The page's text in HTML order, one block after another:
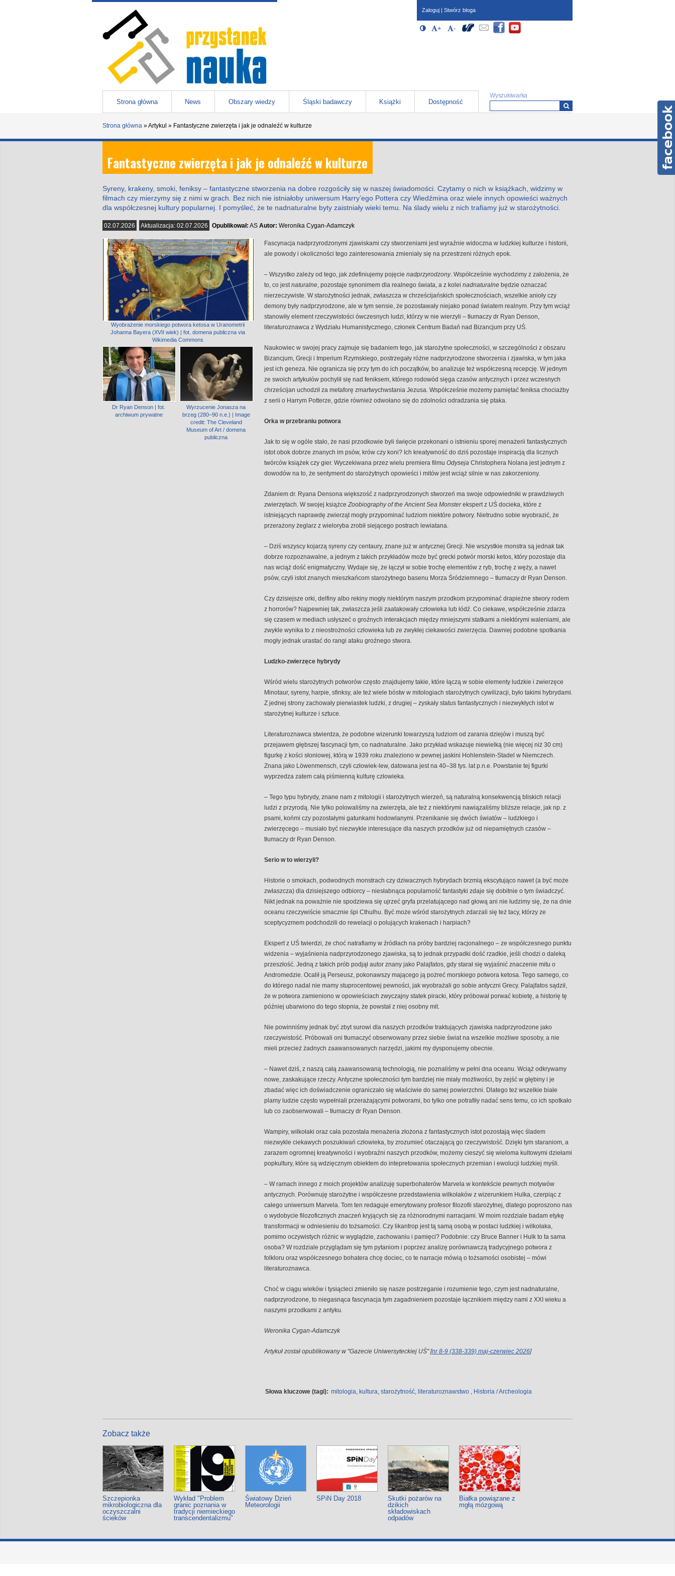
Przejdź do treści
Menu główne
Strona główna News Obszary wiedzy Śląski badawczy Książki Dostępność
Formularz wyszukiwania
Wyszukiwarka
Zaloguj | Stwórz bloga
Opcje dostępności (wymagają
Włącz/Wyłącz Wysoki kontrast
+ Powiększ czcionkę
- Zmniejsz czcionkę
Społeczności
Strona główna »Artykul » Fantastyczne zwierzęta i jak je odnaleźć w kulturze
Fantastyczne zwierzęta i jak je odnaleźć w kulturze
Syreny, krakeny, smoki, feniksy – fantastyczne stworzenia na dobre rozgościły się w naszej świadomości. Czytamy o nich w książkach, widzimy w
filmach czy mierzymy się z nimi w grach. Bez nich nie istniałoby uniwersum Harry’ego Pottera czy Wiedźmina oraz wiele innych opowieści ważnych
dla współczesnej kultury popularnej. I pomyśleć, że te nadnaturalne byty zaistniały wieki temu. Na ślady wielu z nich trafiamy już w starożytności.
02.07.2026 Aktualizacja: 02.07.2026 Opublikował: AS Autor: Weronika Cygan-Adamczyk
Fascynacja nadprzyrodzonymi zjawiskami czy stworzeniami jest wyraźnie widoczna w ludzkiej kulturze i historii,
ale powody i okoliczności tego zainteresowania zmieniały się na przestrzeni różnych epok.
– Wszystko zależy od tego, jak zdefiniujemy pojęcie nadprzyrodzony. Współcześnie wychodzimy z założenia, że
to, co jest naturalne , pozostaje synonimem dla realnego świata, a z kolei nadnaturalne będzie oznaczać
nierzeczywiste. W starożytności jednak, zwłaszcza w chrześcijańskich społecznościach, wszelkie anioły czy
demony były nadprzyrodzone, ale w tym sensie, że pozostawały niejako ponad światem realnym. Przy tym wciąż
stanowiły element rzeczywistości ówczesnych ludzi, którzy w nie wierzyli – tłumaczy dr Ryan Denson,
literaturoznawca z Wydziału Humanistycznego, członek Centrum Badań nad Bizancjum przy UŚ.
Naukowiec w swojej pracy zajmuje się badaniem tego, jak starożytne społeczności, w szczególności z obszaru
Bizancjum, Grecji i Imperium Rzymskiego, postrzegały różne nadprzyrodzone stworzenia i zjawiska, w tym jaka
jest ich geneza. Nie ogranicza się przy tym do ich początków, bo analizuje też współczesną recepcję. W jednym
ze swoich artykułów pochylił się nad feniksem, którego rodowód sięga czasów antycznych i przez wczesnych
chrześcijan uchodził za metaforę zmartwychwstania Jezusa. Współcześnie możemy pamiętać feniksa chociażby
z serii o Harrym Potterze, gdzie również odwołano się do zdolności odradzania się ptaka.
Orka w przebraniu potwora
Jak to się w ogóle stało, że nasi przodkowie byli święcie przekonani o istnieniu sporej menażerii fantastycznych
istot obok dobrze znanych im psów, krów czy koni? Ich kreatywność do dziś pozostaje inspiracją dla licznych
twórców książek czy gier. Wyczekiwana przez wielu premiera filmu Odyseja Christophera Nolana jest jednym z
dowodów na to, że sentyment do starożytnych opowieści i mitów jest wciąż silnie w nas zakorzeniony.
Zdaniem dr. Ryana Densona większość z nadprzyrodzonych stworzeń ma swoje odpowiedniki w prawdziwych
zwierzętach. W swojej książce Zoobiography of the Ancient Sea Monsterekspert z UŚ docieka, które z
istniejących naprawdę zwierząt mogły przypominać ludziom niektóre potwory. Nietrudno sobie wyobrazić, że
przerażony żeglarz z wieloryba zrobił siejącego postrach lewiatana.
– Dziś wszyscy kojarzą syreny czy centaury, znane już w antycznej Grecji. Nie wszystkie monstra są jednak tak
dobrze rozpoznawalne, a jednym z takich przykładów może być grecki potwór morski ketos, który pozostaje dla
nas wciąż dość enigmatyczny. Wydaje się, że łączył w sobie trochę elementów z ryb, trochę z węży, a nawet
psów, czyli istot znanych mieszkańcom starożytnego basenu Morza Śródziemnego – tłumaczy dr Ryan Denson.
Czy dzisiejsze orki, delfiny albo rekiny mogły niektórym naszym przodkom przypominać drapieżne stwory rodem
z horrorów? Najpewniej tak, zwłaszcza jeśli zaatakowały człowieka lub łódź. Co ciekawe, współcześnie zdarza
się czasem w mediach usłyszeć o groźnych interakcjach między mniejszymi statkami a niektórymi waleniami, ale
zwykle wynika to z nieostrożności człowieka lub ze zwykłej ciekawości zwierzęcia. Dawniej podobne spotkania
mogły jednak urastać do rangi ataku groźnego stwora.
Ludzko-zwierzęce hybrydy
Wśród wielu starożytnych potworów często znajdujemy takie, które łączą w sobie elementy ludzkie i zwierzęce
Minotaur, syreny, harpie, sfinksy, ale też wiele bóstw w mitologiach starożytnych cywilizacji, było takimi hybrydami.
Z jednej strony zachowały pierwiastek ludzki, z drugiej – zyskały status fantastycznych i niezwykłych istot w
starożytnej kulturze i sztuce.
Literaturoznawca stwierdza, że podobne wizerunki towarzyszą ludziom od zarania dziejów i muszą być
przejawem głębszej fascynacji tym, co nadnaturalne. Jako przykład wskazuje niewielką (nie więcej niż 30 cm)
figurkę z kości słoniowej, którą w 1939 roku znaleziono w pewnej jaskini Hohlenstein-Stadel w Niemczech.
Znana jako Löwenmensch, czyli człowiek-lew, datowana jest na 40–38 tys. lat p.n.e. Powstanie tej figurki
wyprzedza zatem całą piśmienną kulturę człowieka.
– Tego typu hybrydy, znane nam z mitologii i starożytnych wierzeń, są naturalną konsekwencją bliskich relacji
ludzi z przyrodą. Nie tylko polowaliśmy na zwierzęta, ale też z niektórymi nawiązaliśmy bliższe relacje, jak np. z
psami, końmi czy pozostałymi gatunkami hodowlanymi. Przenikanie się dwóch światów – ludzkiego i
zwierzęcego – musiało być niezwykle interesujące dla naszych przodków już od niepamiętnych czasów –
tłumaczy dr Ryan Denson.
Serio w to wierzyli?
Historie o smokach, podwodnych monstrach czy dziwacznych hybrydach brzmią ekscytująco nawet (a być może
zwłaszcza) dla dzisiejszego odbiorcy – niesłabnąca popularność fantastyki zdaje się dobitnie o tym świadczyć.
Nikt jednak na poważnie nie spodziewa się ujrzeć gryfa przelatującego nad głową ani nie łudzimy się, że na dnie
oceanu rzeczywiście smacznie śpi Cthulhu. Być może wśród starożytnych zdarzali się też tacy, którzy ze
sceptycyzmem podchodzili do rewelacji o polujących krakenach i harpiach?
Ekspert z UŚ twierdzi, że choć natrafiamy w źródłach na próby bardziej racjonalnego – ze współczesnego punktu
widzenia – wyjaśnienia nadprzyrodzonego zjawiska, są to jednak przypadki dość rzadkie, jeśli chodzi o daleką
przeszłość. Jedną z takich prób podjął autor znany jako Palajfatos, gdy starał się wyjaśnić znaczenie mitu o
Andromedzie. Ocalił ją Perseusz, pokonawszy mającego ją pożreć morskiego potwora ketosa. Tego samego, co
do którego nadal nie mamy stuprocentowej pewności, jak wyobrażali go sobie antyczni Grecy. Palajfatos sądził,
że w potwora zamieniono w opowieściach zwyczajny statek piracki, który próbował porwać kobietę, a historię tę
później ubarwiono do tego stopnia, że powstał z niej osobny mit.
Nie powinniśmy jednak być zbyt surowi dla naszych przodków traktujących zjawiska nadprzyrodzone jako
rzeczywistość. Próbowali oni tłumaczyć obserwowany przez siebie świat na wszelkie możliwe sposoby, a nie
mieli przecież żadnych zaawansowanych narzędzi, jakimi my dysponujemy obecnie.
– Nawet dziś, z naszą całą zaawansowaną technologią, nie poznaliśmy w pełni dna oceanu. Wciąż odkrywamy
nowe, zaskakujące rzeczy. Antyczne społeczności tym bardziej nie miały możliwości, by zejść w głębiny i je
zbadać więc ich doświadczenie ograniczało się właściwie do samej powierzchni. Dlatego też wszelkie białe
plamy ludzie często wypełniali przerażającymi potworami, bo tylko one potrafiły nadać sens temu, co ich spotkało
lub co zaobserwowali – tłumaczy dr Ryan Denson.
Wampiry, wilkołaki oraz cała pozostała menażeria złożona z fantastycznych istot pozostają więc śladem
niezwykle ciekawych poszukiwań człowieka, by zrozumieć otaczającą go rzeczywistość. Dzięki tym staraniom, a
zarazem ogromnej kreatywności i wyobraźni naszych przodków, możemy cieszyć się wieloma kultowymi dziełami
popkultury, które są wdzięcznym obiektem do intepretowania społecznych przemian i ewolucji ludzkiej myśli.
– W ramach innego z moich projektów analizuję superbohaterów Marvela w kontekście pewnych motywów
antycznych. Porównuję starożytne i współczesne przedstawienia wilkołaków z wizerunkiem Hulka, czerpiąc z
całego uniwersum Marvela. Tom ten redaguje emerytowany profesor filozofii starożytnej, dlatego poproszono nas
o wydobycie filozoficznych znaczeń kryjących się za różnorodnymi narracjami. W moim rozdziale badam etykę
transformacji w odniesieniu do tożsamości. Czy likantrop jest tą samą osobą w postaci ludzkiej i wilkołaka,
pomimo oczywistych różnic w wyglądzie, zachowaniu i pamięci? Podobnie: czy Bruce Banner i Hulk to ta sama
osoba? W rozdziale przyglądam się tym pytaniom i poprzez analizę porównawczą tradycyjnego potwora z
folkloru oraz współczesnego bohatera chcę dociec, co te narracje mówią o tożsamości osobistej – mówi
literaturoznawca.
Choć w ciągu wieków i tysiącleci zmieniło się nasze postrzeganie i rozumienie tego, czym jest nadnaturalne,
nadprzyrodzone, to niegasnąca fascynacja tym zagadnieniem pozostaje łącznikiem między nami z XXI wieku a
naszymi przodkami z antyku.
Weronika Cygan-Adamczyk
Artykuł został opublikowany w "Gazecie Uniwersyteckiej UŚ" [nr 8-9 (338-339) maj-czerwiec 2026]
Wyobrażenie morskiego potwora ketosa w Uranometrii
Johanna Bayera (XVII wiek) | fot. domena publiczna via
Wikimedia Commons
Dr Ryan Denson | fot.
archiwum prywatne
Wyrzucenie Jonasza na
brzeg (280–90 n.e.) | Image
credit: The Cleveland
Museum of Art / domena
publiczna
Słowa kluczowe (tagi): mitologia kultura starożytność literaturoznawstwo Historia / Archeologia
Zobacz także
Szczepionka
mikrobiologiczna dla
oczyszczalni
ścieków
Wykład "Problem
granic poznania w
tradycji niemieckiego
transcendentalizmu"
Światowy Dzień
Meteorologii
SPiN Day 2018
Skutki pożarów na
dzikich
składowiskach
odpadów
Białka powiązane z
mgłą mózgową